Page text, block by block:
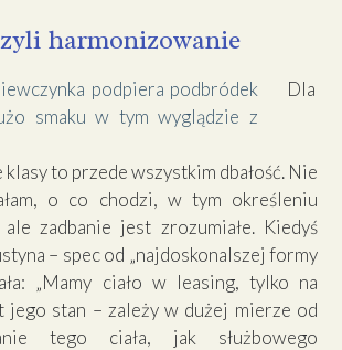
harmonizowanie
Dla
to przede wszystkim dbałość. Nie
o co chodzi, w tym określeniu
ale zadbanie jest zrozumiałe. Kiedyś
– spec od „najdoskonalszej formy
„Mamy ciało w leasing, tylko na
jego stan – zależy w dużej mierze od
tego ciała, jak służbowego